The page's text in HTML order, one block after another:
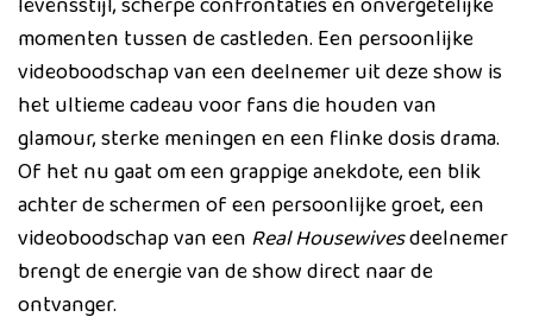
momenten tussen de castleden. Een persoonlijke
videoboodschap van een deelnemer uit deze show is
het ultieme cadeau voor fans die houden van
glamour, sterke meningen en een flinke dosis drama.
Of het nu gaat om een grappige anekdote, een blik
achter de schermen of een persoonlijke groet, een
videoboodschap van een Real Housewivesdeelnemer
brengt de energie van de show direct naar de
ontvanger.